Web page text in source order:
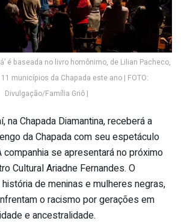
é baseada no livro homônimo, de Lilian Pacheco,
municípios da Chapada este ano | FOTO:
Divulgação/Família Griô |
na Chapada Diamantina, receberá a
da Chapada com seu espetáculo
companhia se apresentará no próximo
Cultural Ariadne Fernandes. O
de meninas e mulheres negras,
o racismo por gerações em
e ancestralidade.